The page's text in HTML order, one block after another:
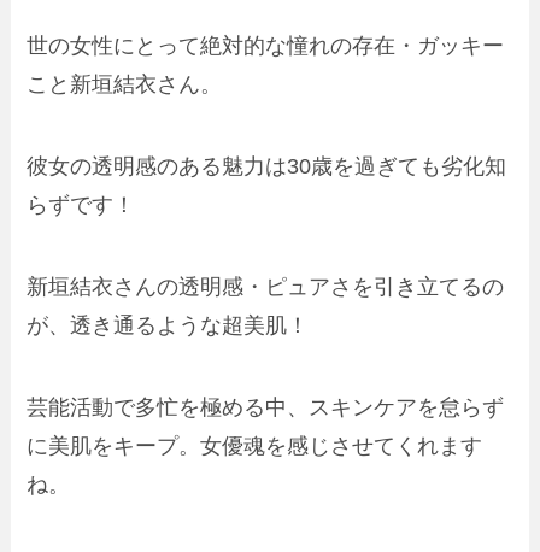
世の女性にとって絶対的な憧れの存在・ガッキー
こと新垣結衣さん。
彼女の透明感のある魅力は30歳を過ぎても劣化知
らずです！
新垣結衣さんの透明感・ピュアさを引き立てるの
が、透き通るような超美肌！
芸能活動で多忙を極める中、スキンケアを怠らず
に美肌をキープ。女優魂を感じさせてくれます
ね。